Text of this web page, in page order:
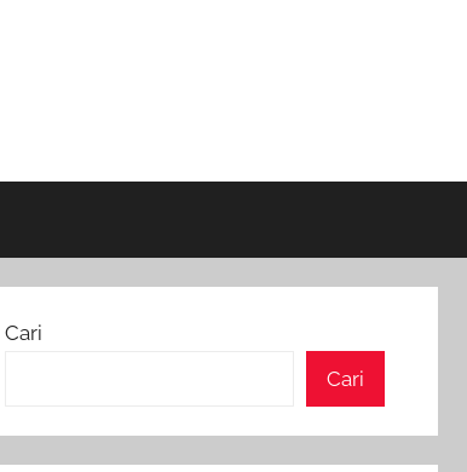
Cari
Cari